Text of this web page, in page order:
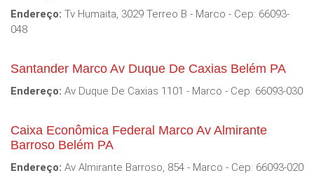
Endereço: Tv Humaita, 3029 Terreo B - Marco - Cep: 66093-
048
Santander Marco Av Duque De Caxias Belém PA
Endereço: Av Duque De Caxias 1101 - Marco - Cep: 66093-030
Caixa Econômica Federal Marco Av Almirante
Barroso Belém PA
Endereço: Av Almirante Barroso, 854 - Marco - Cep: 66093-020